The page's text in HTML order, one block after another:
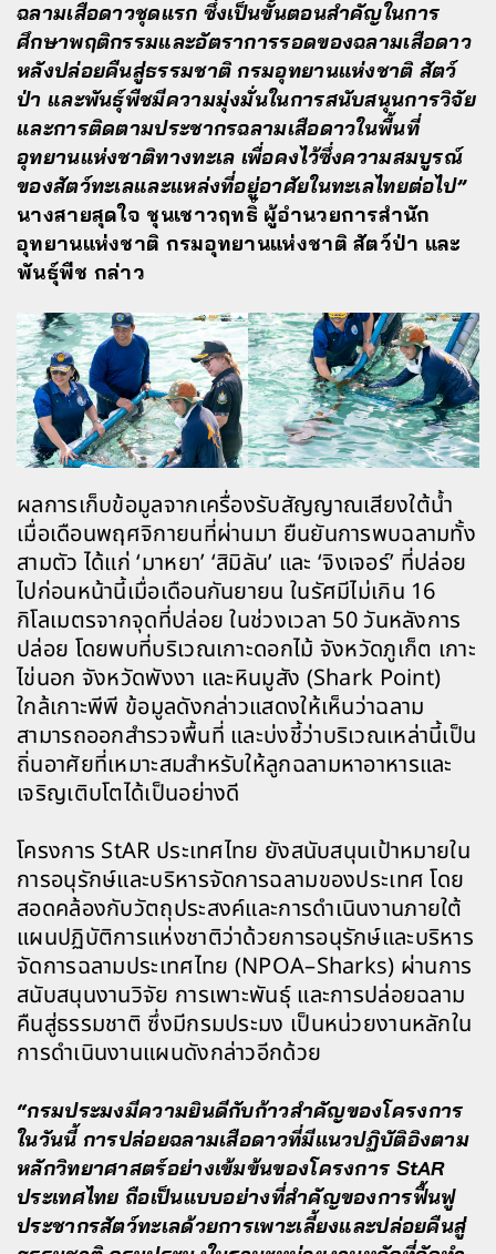
ฉลามเสือดาวชุดแรก ซึ่งเป็นขั้นตอนสำคัญในการ
ศึกษาพฤติกรรมและอัตราการรอดของฉลามเสือดาว
หลังปล่อยคืนสู่ธรรมชาติ กรมอุทยานแห่งชาติ สัตว์
ป่า และพันธุ์พืชมีความมุ่งมั่นในการสนับสนุนการวิจัย
และการติดตามประชากรฉลามเสือดาวในพื้นที่
อุทยานแห่งชาติทางทะเล เพื่อคงไว้ซึ่งความสมบูรณ์
ของสัตว์ทะเลและแหล่งที่อยู่อาศัยในทะเลไทยต่อไป”
นางสายสุดใจ ชุนเชาวฤทธิ์ ผู้อำนวยการสำนัก
อุทยานแห่งชาติ กรมอุทยานแห่งชาติ สัตว์ป่า และ
พันธุ์พืช กล่าว
ผลการเก็บข้อมูลจากเครื่องรับสัญญาณเสียงใต้น้ำ
เมื่อเดือนพฤศจิกายนที่ผ่านมา ยืนยันการพบฉลามทั้ง
สามตัว ได้แก่ ‘มาหยา’ ‘สิมิลัน’ และ ‘จิงเจอร์’ ที่ปล่อย
ไปก่อนหน้านี้เมื่อเดือนกันยายน ในรัศมีไม่เกิน 16
กิโลเมตรจากจุดที่ปล่อย ในช่วงเวลา 50 วันหลังการ
ปล่อย โดยพบที่บริเวณเกาะดอกไม้ จังหวัดภูเก็ต เกาะ
ไข่นอก จังหวัดพังงา และหินมูสัง (Shark Point)
ใกล้เกาะพีพี ข้อมูลดังกล่าวแสดงให้เห็นว่าฉลาม
สามารถออกสำรวจพื้นที่ และบ่งชี้ว่าบริเวณเหล่านี้เป็น
ถิ่นอาศัยที่เหมาะสมสำหรับให้ลูกฉลามหาอาหารและ
เจริญเติบโตได้เป็นอย่างดี
โครงการ StAR ประเทศไทย ยังสนับสนุนเป้าหมายใน
การอนุรักษ์และบริหารจัดการฉลามของประเทศ โดย
สอดคล้องกับวัตถุประสงค์และการดำเนินงานภายใต้
แผนปฏิบัติการแห่งชาติว่าด้วยการอนุรักษ์และบริหาร
จัดการฉลามประเทศไทย (NPOA–Sharks) ผ่านการ
สนับสนุนงานวิจัย การเพาะพันธุ์ และการปล่อยฉลาม
คืนสู่ธรรมชาติ ซึ่งมีกรมประมง เป็นหน่วยงานหลักใน
การดำเนินงานแผนดังกล่าวอีกด้วย
“กรมประมงมีความยินดีกับก้าวสำคัญของโครงการ
ในวันนี้ การปล่อยฉลามเสือดาวที่มีแนวปฏิบัติอิงตาม
หลักวิทยาศาสตร์อย่างเข้มข้นของโครงการ StAR
ประเทศไทย ถือเป็นแบบอย่างที่สำคัญของการฟื้นฟู
ประชากรสัตว์ทะเลด้วยการเพาะเลี้ยงและปล่อยคืนสู่